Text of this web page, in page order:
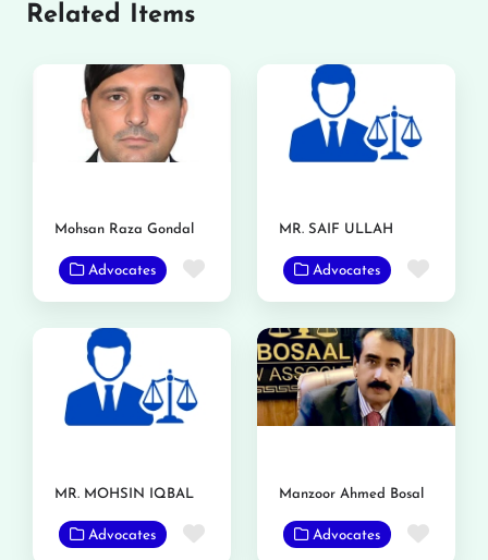
Related Items
Mohsan Raza Gondal
Advocates Favorite
MR. SAIF ULLAH
Advocates
MR. MOHSIN IQBAL
Advocates Favorite
Manzoor Ahmed Bosal
Advocates